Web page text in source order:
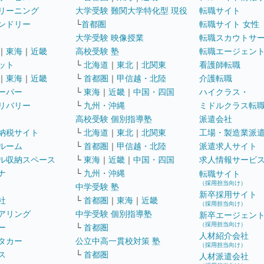
ーニング
ドリー
東海 ｜ 近畿
ト
東海 ｜ 近畿
パー
バリー
税サイト
ーム
収納スペース
リング
カー
大学受験 難関大学特化型 現役
└首都圏
大学受験 映像授業
高校受験 塾
└ 北海道 ｜ 東北 ｜ 北関東
└ 首都圏 ｜ 甲信越・北陸
└ 東海 ｜ 近畿 ｜ 中国・四国
└ 九州・沖縄
高校受験 個別指導塾
└ 北海道 ｜ 東北 ｜ 北関東
└ 首都圏 ｜ 甲信越・北陸
└ 東海 ｜ 近畿 ｜ 中国・四国
└ 九州・沖縄
中学受験 塾
└ 首都圏 ｜ 東海 ｜ 近畿
中学受験 個別指導塾
└ 首都圏
公立中高一貫校対策 塾
└ 首都圏
転職サイト
転職サイト 女性
転職スカウトサ
転職エージェン
看護師転職
介護転職
ハイクラス・
ミドルクラス転
派遣会社
工場・製造業派
派遣求人サイト
求人情報サービ
転職サイト
（採用担当向け）
新卒採用サイト
（採用担当向け）
新卒エージェン
（採用担当向け）
人材紹介会社
（採用担当向け）
人材派遣会社